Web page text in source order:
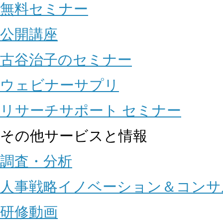
無料セミナー
公開講座
古谷治子のセミナー
ウェビナーサプリ
リサーチサポート セミナー
その他サービスと情報
調査・分析
人事戦略イノベーション＆コン
研修動画